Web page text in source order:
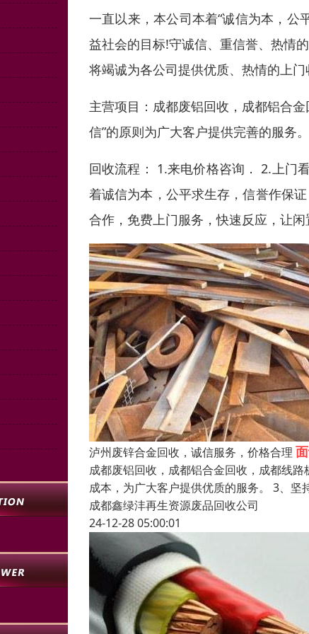
一直以来，本公司本着“诚信为本，公
益社会的目标!守诚信、重信誉、热情
将竭诚为各公司提供优质、热情的上
主营项目：成都废铝回收，成都铝合
信”的原则为广大客户提供完善的服务
回收流程： 1.来电价格咨询． 2.上门
着诚信为本，公平求生存，信誉作保
合作，免费上门服务，快速反应，让
泸州废锌合金回收，诚信服务，价格合理
成都废铝回收，成都铝合金回收，成都线
成本，为广大客户提供优质的服务。 3、
成都鑫绿沣再生资源废品回收公司
24-12-28 05:00:01